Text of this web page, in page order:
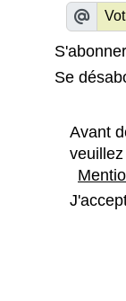
S'abonner
Se
Avant